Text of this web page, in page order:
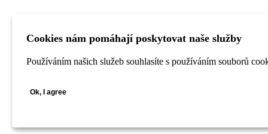
Cookies nám pomáhají poskytovat naše služby
Používáním našich služeb souhlasíte s používáním souborů
Ok, I agree